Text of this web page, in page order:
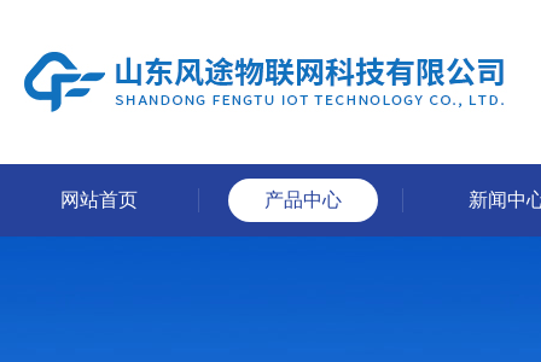
网站首页 产品中心 新闻中